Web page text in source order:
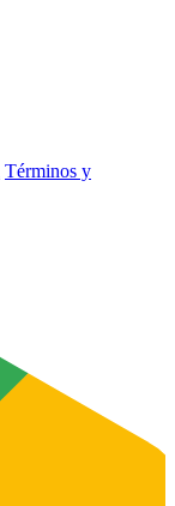
Términos y